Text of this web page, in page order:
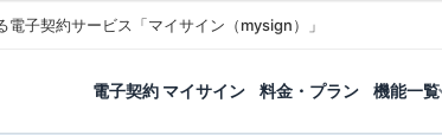
子契約サービス「マイサイン（mysign）」
電子契約 マイサイン 料金・プラン 機能一覧